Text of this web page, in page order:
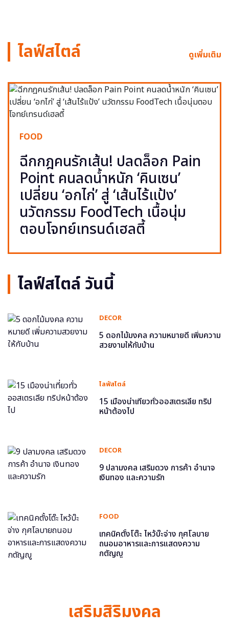
ไลฟ์สไตล์ ดูเพิ่มเติม
FOOD
ฉีกกฎคนรักเส้น! ปลดล็อก Pain
Point คนลดน้ำหนัก ‘คินเซน’
เปลี่ยน ‘อกไก่’ สู่ ‘เส้นไร้แป้ง’
นวัตกรรม FoodTech เนื้อนุ่ม
ตอบโจทย์เทรนด์เฮลตี้
ไลฟ์สไตล์ วันนี้
DECOR
5 ดอกไม้มงคล ความหมายดี เพิ่มความ
สวยงามให้กับบ้าน
ไลฟ์สไตล์
15 เมืองน่าเที่ยวทั่วออสเตรเลีย ทริป
หน้าต้องไป
DECOR
9 ปลามงคล เสริมดวง การค้า อำนาจ
เงินทอง และความรัก
FOOD
เทคนิคตั้งโต๊ะ ไหว้บ๊ะจ่าง กุศโลบาย
ถนอมอาหารและการแสดงความ
กตัญญู
เสริมสิริมงคล